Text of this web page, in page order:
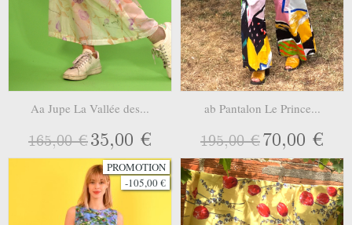
Aa Jupe La Vallée des...
165,00 €35,00 €
ab Pantalon Le Prince...
195,00 €70,00 €
PROMOTION
-105,00 €